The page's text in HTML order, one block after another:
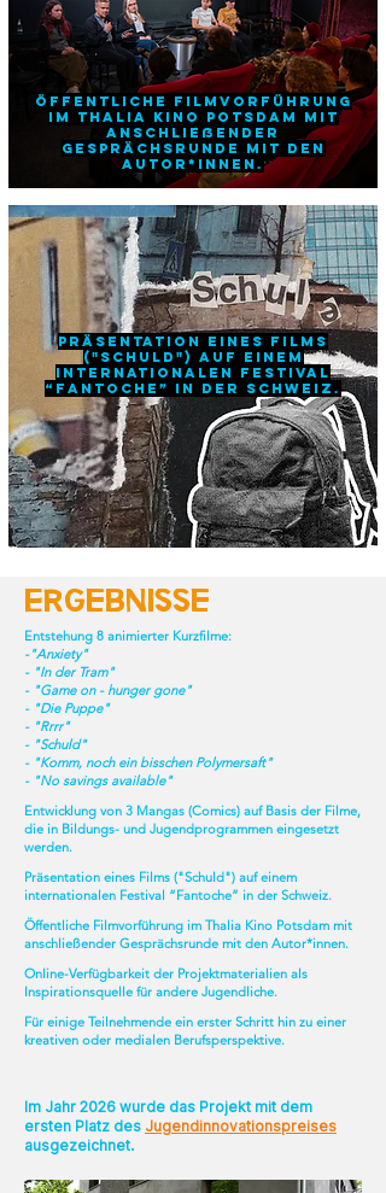
Öffentliche Filmvorführung
im Thalia Kino Potsdam mit
anschließender
Gesprächsrunde mit den
Autor*innen.
Präsentation eines Films
("Schuld") auf einem
internationalen Festival
“Fantoche” in der Schweiz.
Ergebnisse
Entstehung 8 animierter Kurzfilme:
-"Anxiety"
- "In der Tram"
- "Game on - hunger gone"
- "Die Puppe"
- "Rrrr"
- "Schuld"
- "Komm, noch ein bisschen Polymersaft"
- "No savings available"
Entwicklung von 3 Mangas (Comics) auf Basis der Filme,
die in Bildungs- und Jugendprogrammen eingesetzt
werden.
Präsentation eines Films ("Schuld") auf einem
internationalen Festival “Fantoche” in der Schweiz.
Öffentliche Filmvorführung im Thalia Kino Potsdam mit
anschließender Gesprächsrunde mit den Autor*innen.
Online-Verfügbarkeit der Projektmaterialien als
Inspirationsquelle für andere Jugendliche.
Für einige Teilnehmende ein erster Schritt hin zu einer
kreativen oder medialen Berufsperspektive.
Im Jahr 2026 wurde das Projekt mit dem
ersten Platz des Jugendinnovationspreises
ausgezeichnet.